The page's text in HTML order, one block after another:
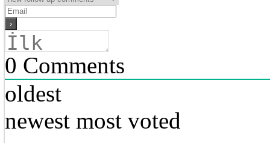
0 Comments
oldest
newest most voted